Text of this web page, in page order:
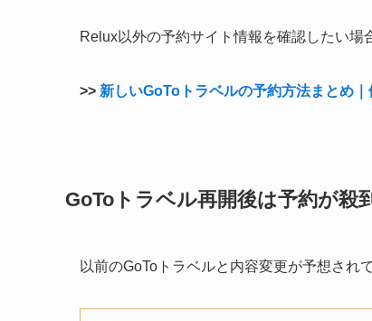
Relux以外の予約サイト情報を確認したい場
>> 新しいGoToトラベルの予約方法まとめ
GoToトラベル再開後は予約が殺
以前のGoToトラベルと内容変更が予想され